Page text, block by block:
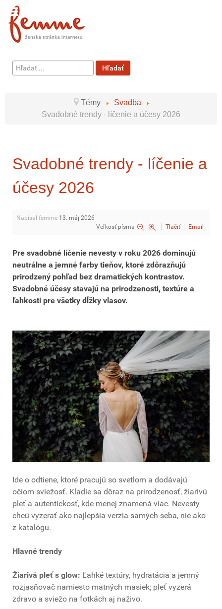
Hľadať
...
Hľadať
Témy
Svadba
Svadobné trendy - líčenie a účesy 2026
Svadobné trendy - líčenie a
účesy 2026
Napísal femme 13. máj 2026
Veľkosť písma
Tlačiť Email
Pre svadobné líčenie nevesty v roku 2026 dominujú
neutrálne a jemné farby tieňov, ktoré zdôrazňujú
prirodzený pohľad bez dramatických kontrastov.
Svadobné účesy stavajú na prirodzenosti, textúre a
ľahkosti pre všetky dĺžky vlasov.
Ide o odtiene, ktoré pracujú so svetlom a dodávajú
očiom sviežosť. Kladie sa dôraz na prirodzenosť, žiarivú
pleť a autentickosť, kde menej znamená viac. Nevesty
chcú vyzerať ako najlepšia verzia samých seba, nie ako
z katalógu.
Hlavné trendy
Žiarivá pleť s glow: Ľahké textúry, hydratácia a jemný
rozjasňovač namiesto matných masiek; pleť vyzerá
zdravo a sviežo na fotkách aj naživo.